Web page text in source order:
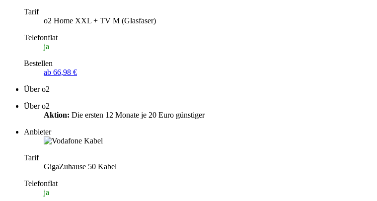
Tarif
o2 Home XXL + TV M (Glasfaser)
Telefonflat
ja
Bestellen
ab 66,98 €
Über o2
Über o2
Aktion: Die ersten 12 Monate je 20 Euro günstiger
Anbieter
Tarif
GigaZuhause 50 Kabel
Telefonflat
ja